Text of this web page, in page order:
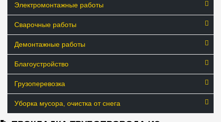
Электромонтажные работы
Сварочные работы
Демонтажные работы
Благоустройство
Грузоперевозка
Уборка мусора, очистка от снега